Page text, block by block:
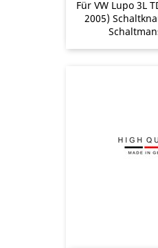
Für VW Lupo 3L
2005)